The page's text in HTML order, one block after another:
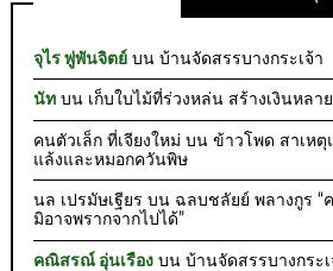
จุไร พู่พันจิตย์ บนบ้านจัดสรรบางกระเจ้า
นัท บน เก็บใบไม้ที่ร่วงหล่น สร้างเงินหลา
คนตัวเล็ก ที่เจียงใหม่ บนข้าวโพด สาเหตุ
แล้งและหมอกควันพิษ
นล เปรมัษเฐียร บน ฉลบชลัยย์ พลางกูร “
มิอาจพรากจากไปได้”
คณิสรณ์ อุ่นเรือง บนบ้านจัดสรรบางกระเ